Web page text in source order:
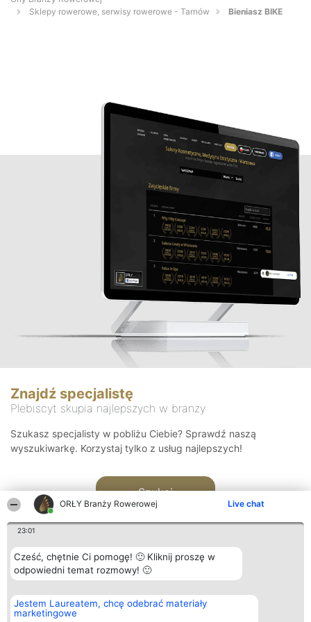
ORŁY Branży Rowerowej Live chat
23:01
Cześć, chętnie Ci pomogę! 🙂 Kliknij proszę w
odpowiedni temat rozmowy! 🙂
Jestem Laureatem, chcę odebrać materiały
marketingowe
Sklepy rowerowe, serwisy rowerowe - Tarnów
Bieniasz BIKE
Znajdź specjalistę
Plebiscyt skupia najlepszych w branży
Szukasz specjalisty w pobliżu Ciebie? Sprawdź naszą
wyszukiwarkę. Korzystaj tylko z usług najlepszych!
Szukaj
Organizator plebiscytu
Bright Side Solutions sp. z o.
o. sp. k.
Plebiscyt
Laureaci
Kontakt
Kontakt